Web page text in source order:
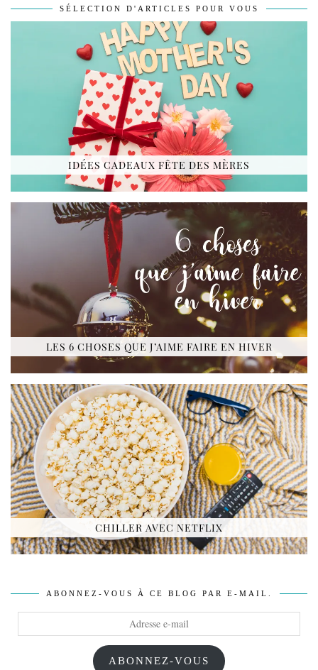
SÉLECTION D'ARTICLES POUR VOUS
IDÉES CADEAUX FÊTE DES MÈRES
LES 6 CHOSES QUE J’AIME FAIRE EN HIVER
CHILLER AVEC NETFLIX
ABONNEZ-VOUS À CE BLOG PAR E-MAIL.
ABONNEZ-VOUS